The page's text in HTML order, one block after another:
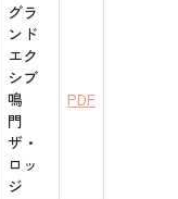
グラ
ンド
エク
シブ
鳴
門
ザ・
ロッ
ジ
PDF